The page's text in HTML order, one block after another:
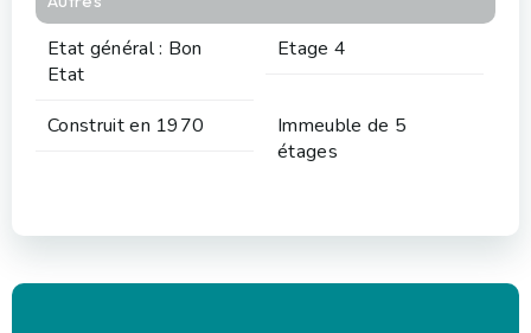
Etat général : Bon
Etat
Etage 4
Construit en 1970
Immeuble de 5
étages